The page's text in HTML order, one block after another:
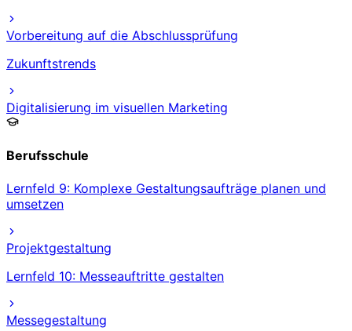
Vorbereitung auf die Abschlussprüfung
Zukunftstrends
Digitalisierung im visuellen Marketing
Berufsschule
Lernfeld 9: Komplexe Gestaltungsaufträge planen und
umsetzen
Projektgestaltung
Lernfeld 10: Messeauftritte gestalten
Messegestaltung